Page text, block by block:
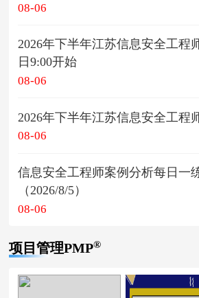
08-06
2026年下半年江苏信息安全工程
日9:00开始
08-06
2026年下半年江苏信息安全工程
08-06
信息安全工程师案例分析每日一
（2026/8/5）
08-06
项目管理PMP®